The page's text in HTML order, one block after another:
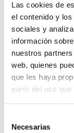
Las cookies de
el contenido y
sociales y
información
nuestros
web, quienes
que les haya
partir del uso
Necesarias
tornillo ref.
SEMANAS]
31,28€ 18,09€
XB7EV780P | 22
incluida)
ColorNaranja
componente
-